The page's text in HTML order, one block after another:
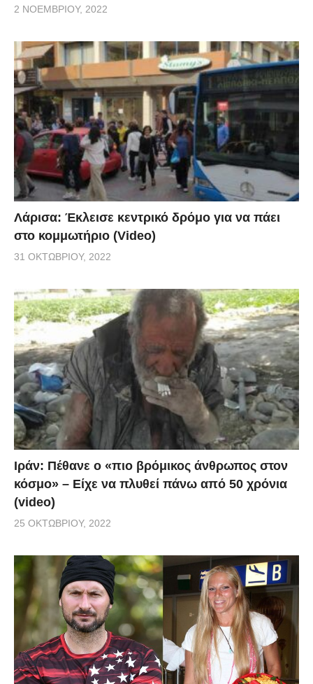
2 ΝΟΕΜΒΡΊΟΥ, 2022
Λάρισα: Έκλεισε κεντρικό δρόμο για να πάει
στο κομμωτήριο (Video)
31 ΟΚΤΩΒΡΊΟΥ, 2022
Ιράν: Πέθανε ο «πιο βρόμικος άνθρωπος στον
κόσμο» – Είχε να πλυθεί πάνω από 50 χρόνια
(video)
25 ΟΚΤΩΒΡΊΟΥ, 2022